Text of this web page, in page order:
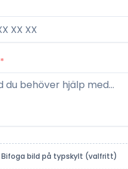
*
Bifoga bild på typskylt (valfritt)